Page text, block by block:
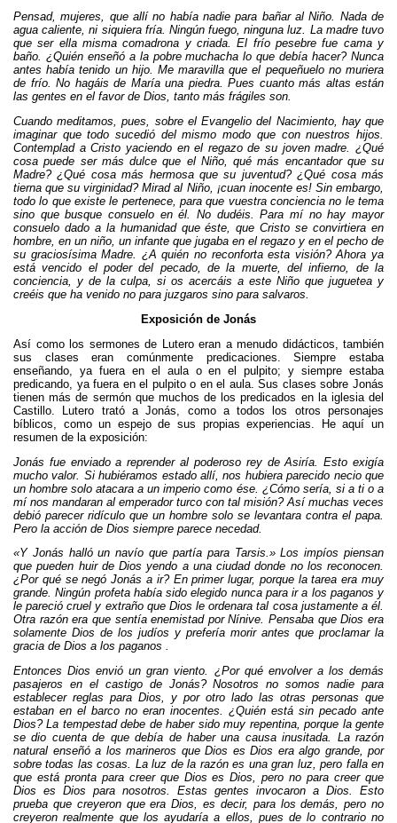
Pensad, mujeres, que allí no había nadie para bañar al Niño. Nada de
agua caliente, ni siquiera fría. Ningún fuego, ninguna luz. La madre tuvo
que ser ella misma comadrona y criada. El frío pesebre fue cama y
baño. ¿Quién enseñó a la pobre muchacha lo que debía hacer? Nunca
antes había tenido un hijo. Me maravilla que el pequeñuelo no muriera
de frío. No hagáis de María una piedra. Pues cuanto más altas están
las gentes en el favor de Dios, tanto más frágiles son.
Cuando meditamos, pues, sobre el Evangelio del Nacimiento, hay que
imaginar que todo sucedió del mismo modo que con nuestros hijos.
Contemplad a Cristo yaciendo en el regazo de su joven madre. ¿Qué
cosa puede ser más dulce que el Niño, qué más encantador que su
Madre? ¿Qué cosa más hermosa que su juventud? ¿Qué cosa más
tierna que su virginidad? Mirad al Niño, ¡cuan inocente es! Sin embargo,
todo lo que existe le pertenece, para que vuestra conciencia no le tema
sino que busque consuelo en él. No dudéis. Para mí no hay mayor
consuelo dado a la humanidad que éste, que Cristo se convirtiera en
hombre, en un niño, un infante que jugaba en el regazo y en el pecho de
su graciosísima Madre. ¿A quién no reconforta esta visión? Ahora ya
está vencido el poder del pecado, de la muerte, del infierno, de la
conciencia, y de la culpa, si os acercáis a este Niño que juguetea y
creéis que ha venido no para juzgaros sino para salvaros.
Exposición de Jonás
Así como los sermones de Lutero eran a menudo didácticos, también
sus clases eran comúnmente predicaciones. Siempre estaba
enseñando, ya fuera en el aula o en el pulpito; y siempre estaba
predicando, ya fuera en el pulpito o en el aula. Sus clases sobre Jonás
tienen más de sermón que muchos de los predicados en la iglesia del
Castillo. Lutero trató a Jonás, como a todos los otros personajes
bíblicos, como un espejo de sus propias experiencias. He aquí un
resumen de la exposición:
Jonás fue enviado a reprender al poderoso rey de Asiría. Esto exigía
mucho valor. Si hubiéramos estado allí, nos hubiera parecido necio que
un hombre solo atacara a un imperio como ése. ¿Cómo sería, si a ti o a
mí nos mandaran al emperador turco con tal misión? Así muchas veces
debió parecer ridículo que un hombre solo se levantara contra el papa.
Pero la acción de Dios siempre parece necedad.
«Y Jonás halló un navío que partía para Tarsis.» Los impíos piensan
que pueden huir de Dios yendo a una ciudad donde no los reconocen.
¿Por qué se negó Jonás a ir? En primer lugar, porque la tarea era muy
grande. Ningún profeta había sido elegido nunca para ir a los paganos y
le pareció cruel y extraño que Dios le ordenara tal cosa justamente a él.
Otra razón era que sentía enemistad por Nínive. Pensaba que Dios era
solamente Dios de los judíos y prefería morir antes que proclamar la
gracia de Dios a los paganos .
Entonces Dios envió un gran viento. ¿Por qué envolver a los demás
pasajeros en el castigo de Jonás? Nosotros no somos nadie para
establecer reglas para Dios, y por otro lado las otras personas que
estaban en el barco no eran inocentes. ¿Quién está sin pecado ante
Dios? La tempestad debe de haber sido muy repentina, porque la gente
se dio cuenta de que debía de haber una causa inusitada. La razón
natural enseñó a los marineros que Dios es Dios era algo grande, por
sobre todas las cosas. La luz de la razón es una gran luz, pero falla en
que está pronta para creer que Dios es Dios, pero no para creer que
Dios es Dios para nosotros. Estas gentes invocaron a Dios. Esto
prueba que creyeron que era Dios, es decir, para los demás, pero no
creyeron realmente que los ayudaría a ellos, pues de lo contrario no